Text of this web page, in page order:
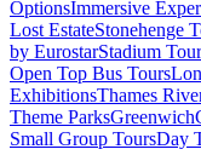
OptionsImmersive
Lost EstateStonehenge
by EurostarStadium
Open Top Bus Tours
ExhibitionsThames
Theme ParksGreenwich
Small Group ToursDay